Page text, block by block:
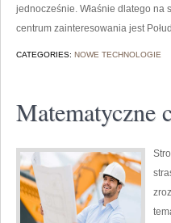
jednocześnie. Właśnie dlatego na
centrum zainteresowania jest
CATEGORIES: NOWE TECHNOLOGIE
Matematyczne